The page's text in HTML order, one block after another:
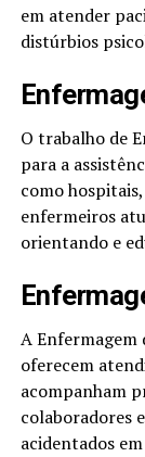
em atender
distúrbios
O trabalho de
para a
como hospitais,
enfermeiros
orientando e
A Enfermagem
oferecem
acompanham
colaboradores
acidentados